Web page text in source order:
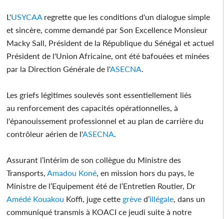
L'USYCAA regrette que les conditions d'un dialogue simple
et sincère, comme demandé par Son Excellence Monsieur
Macky Sall, Président de la République du Sénégal et actuel
Président de l'Union Africaine, ont été bafouées et minées
par la Direction Générale de l'ASECNA
Les griefs légitimes soulevés sont essentiellement liés
au renforcement des capacités opérationnelles, à
l'épanouissement professionnel et au plan de carrière du
contrôleur aérien de l'ASECNA
Assurant l’intérim de son collègue du Ministre des
Transports, Amadou Koné , en mission hors du pays, le
Ministre de l’Equipement été de l’Entretien Routier, Dr
Amédé Kouakou Koffi, juge cette grève d’illégale , dans un
communiqué transmis à KOACI ce jeudi suite à notre